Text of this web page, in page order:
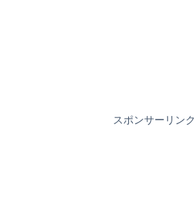
スポンサーリンク